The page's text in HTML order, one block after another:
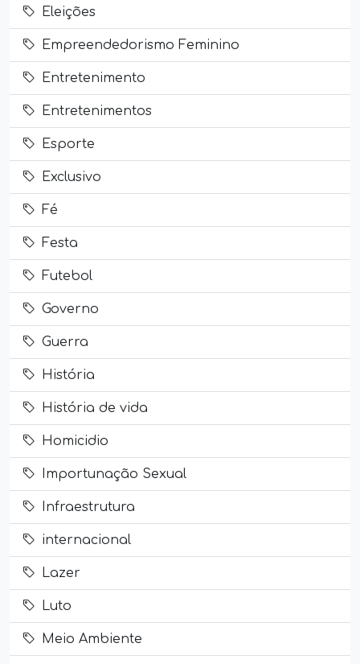
Eleições
Empreendedorismo Feminino
Entretenimento
Entretenimentos
Esporte
Exclusivo
Fé
Festa
Futebol
Governo
Guerra
História
História de vida
Homicidio
Importunação Sexual
Infraestrutura
internacional
Lazer
Luto
Meio Ambiente